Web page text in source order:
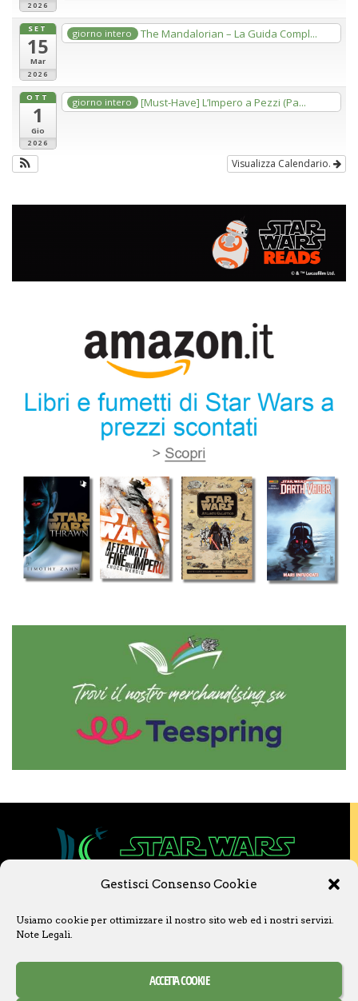
Gestisci Consenso Cookie
Usiamo cookie per ottimizzare il nostro sito web ed i nostri servizi.
Note Legali.
ACCETTA COOKIE
2026
SET
15
Mar
2026
giorno intero The Mandalorian – La Guida Compl...
OTT
1
Gio
2026
giorno intero [Must-Have] L’Impero a Pezzi (Pa...
Visualizza Calendario.
Questo sito non è collegato a Lucasfilm LTD o
a The Walt Disney Company o ad altre
Ogni nome, titolo, immagine o qualsiasi altra
forma, appartiene ai propri detentori.